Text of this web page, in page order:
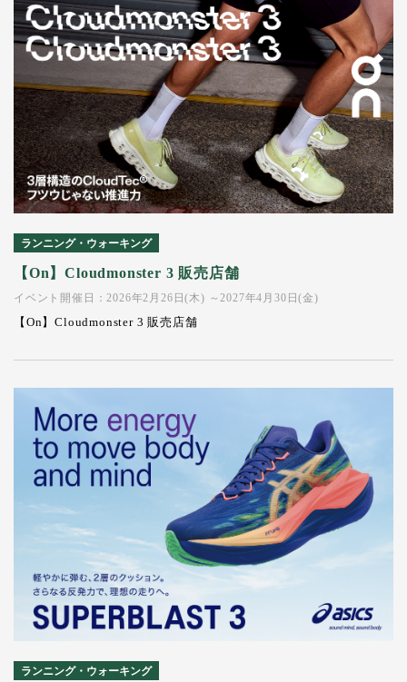
ランニング・ウォーキング
【On】Cloudmonster 3 販売店舗
イベント開催日：2026年2月26日(木) ～2027年4月30日(金)
【On】Cloudmonster 3 販売店舗
ランニング・ウォーキング